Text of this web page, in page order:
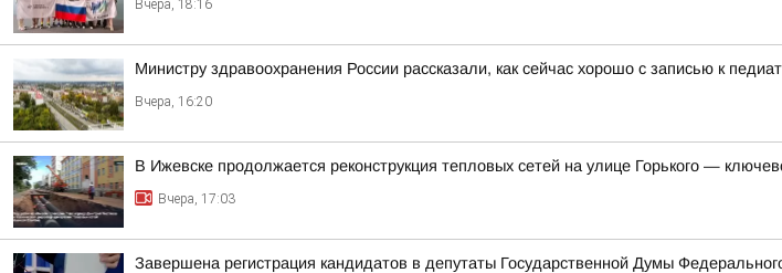
Вчера, 18:16
Министру здравоохранения России рассказали, как сейчас хорошо с записью к
Вчера, 16:20
В Ижевске продолжается реконструкция тепловых сетей на улице Горького —
Вчера, 17:03
Завершена регистрация кандидатов в депутаты Государственной Думы